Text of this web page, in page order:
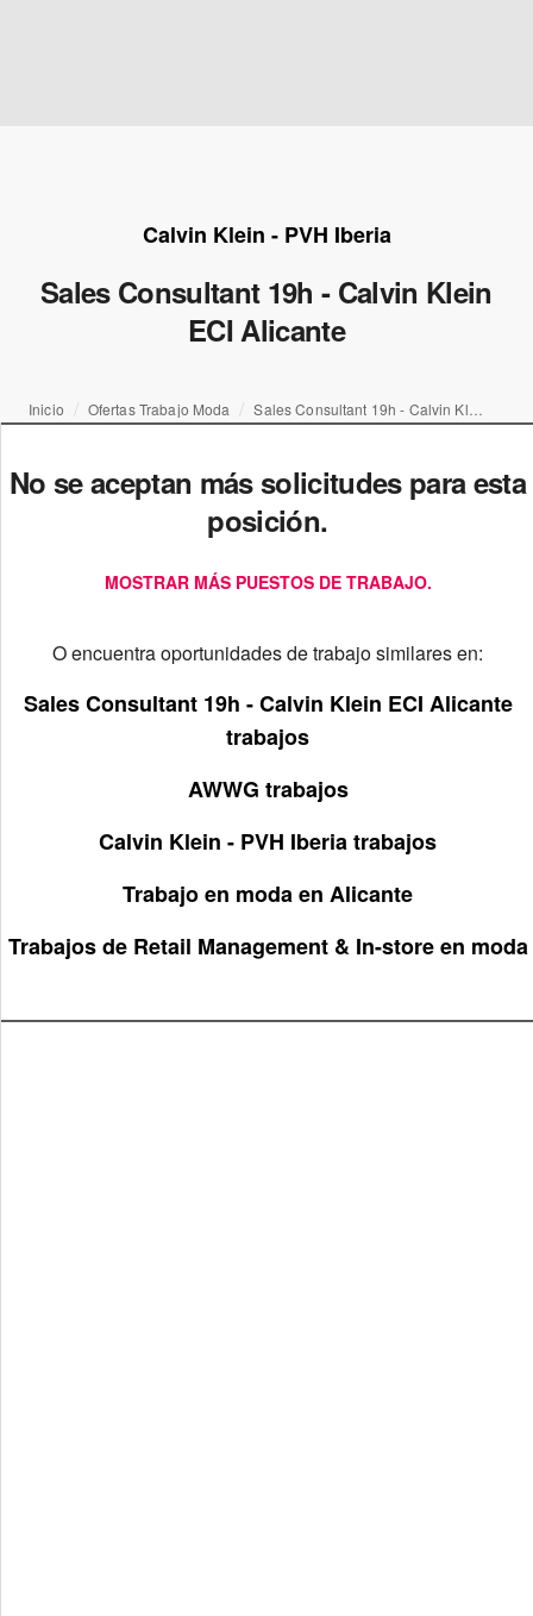
Calvin Klein - PVH Iberia
Sales Consultant 19h - Calvin Klein
ECI Alicante
Inicio Ofertas Trabajo Moda
No se aceptan más solicitudes para esta
posición.
MOSTRAR MÁS PUESTOS DE TRABAJO.
O encuentra oportunidades de trabajo similares en:
Sales Consultant 19h - Calvin Klein ECI Alicante
trabajos
AWWG trabajos
Calvin Klein - PVH Iberia trabajos
Trabajo en moda en Alicante
Trabajos de Retail Management & In-store en moda